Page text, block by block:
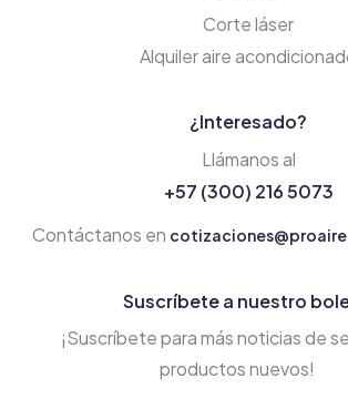
Corte láser
Alquiler aire
¿Interesado?
Llámanos al
+57 (300) 216 5073
Contáctanos en
Suscríbete a nuestro
¡Suscríbete para más noticias de
productos nuevos!